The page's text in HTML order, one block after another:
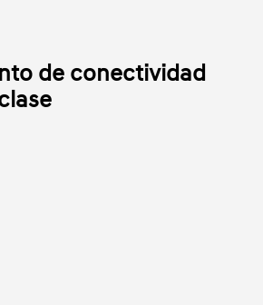
de conectividad